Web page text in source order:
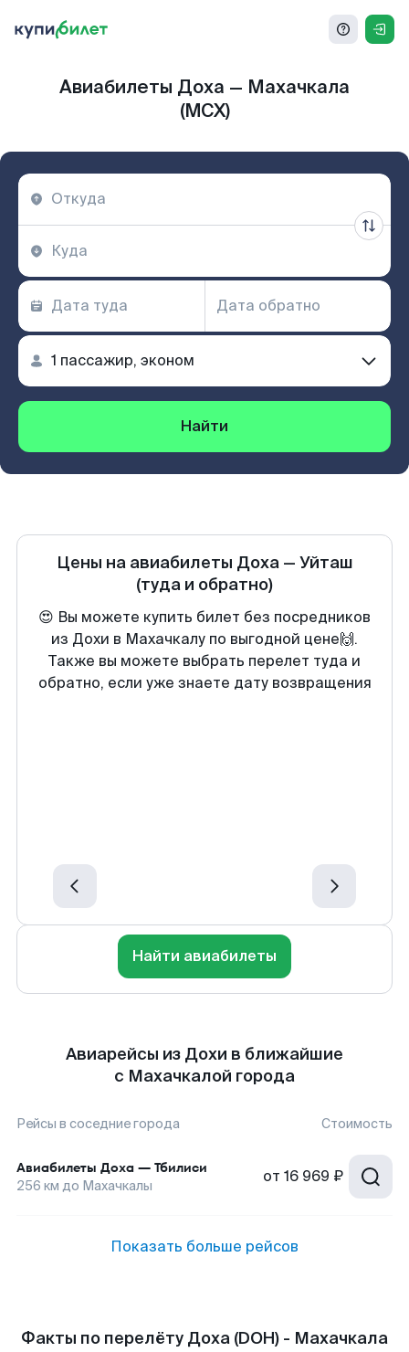
Авиабилеты Доха — Махачкала
(MCX)
Найти
Цены на авиабилеты Доха— Уйташ
(туда и обратно)
😍 Вы можете купить билет без посредников
из Дохи в Махачкалу по выгодной цене🙌.
Также вы можете выбрать перелет туда и
обратно, если уже знаете дату возвращения
Найти авиабилеты
Авиарейсы из Дохи в ближайшие
с Махачкалой города
Рейсы в соседние города Стоимость
Авиабилеты Доха — Тбилиси
256 км до Махачкалы от 16 969 ₽
Показать больше рейсов
Факты по перелёту Доха (DOH) - Махачкала